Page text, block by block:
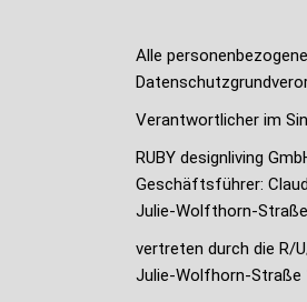
Alle
Verantwortlicher im
RUBY designliving
Geschäftsführer:
Julie-Wolfthorn-Straße
vertreten durch die R/
Julie-Wolfhorn-Straße